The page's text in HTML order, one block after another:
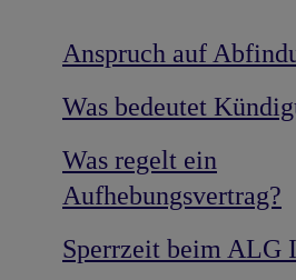
Anspruch auf
Was bedeutet
Was regelt ein
Aufhebungsvertrag?
Sperrzeit beim ALG